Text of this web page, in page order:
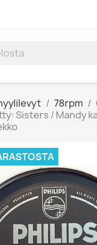
78rpm
Sisters / Mandy